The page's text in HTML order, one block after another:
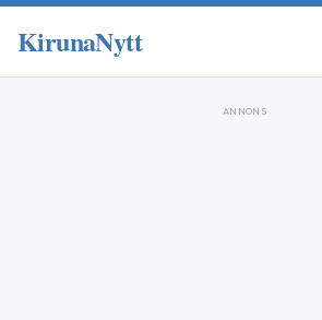
KirunaNytt
ANNONS